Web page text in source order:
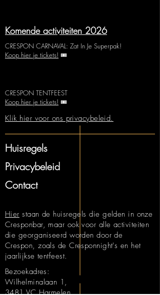
Komende activiteiten 2026
CRESPON CARNAVAL: Zat In Je Superpak!
Koop hier je tickets! 🎟️
CRESPON TENTFEEST
Koop hier je tickets! 🎟️
Klik hier voor ons privacybeleid.
Huisregels
Privacybeleid
Contact
Hier staan de huisregels die gelden in onze
Cresponbar, maar ook voor alle activiteiten
die georganiseerd worden door de
Crespon, zoals de Cresponnight's en het
jaarlijkse tentfeest.
Bezoekadres:
Wilhelminalaan 1,
3481 VC Harmelen